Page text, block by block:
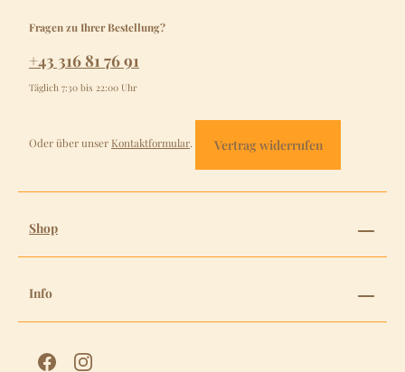
Fragen zu Ihrer Bestellung?
+43 316 81 76 91
Täglich 7:30 bis 22:00 Uhr
Oder über unser Kontaktformular. Vertrag widerrufen
Shop
Info